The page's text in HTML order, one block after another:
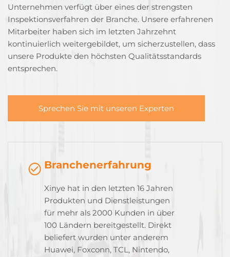
Unternehmen verfügt über eines der strengsten
Inspektionsverfahren der Branche. Unsere erfahrenen
Mitarbeiter haben sich im letzten Jahrzehnt
kontinuierlich weitergebildet, um sicherzustellen, dass
unsere Produkte den höchsten Qualitätsstandards
entsprechen.
Sprechen Sie mit unseren Experten
Branchenerfahrung
Xinye hat in den letzten 16 Jahren
Produkten und Dienstleistungen
für mehr als 2000 Kunden in über
100 Ländern bereitgestellt. Direkt
beliefert wurden unter anderem
Huawei, Foxconn, TCL, Nintendo,